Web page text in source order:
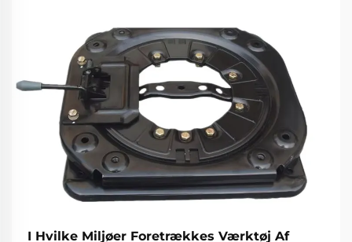
I Hvilke Miljøer Foretrækkes Værktøj Af